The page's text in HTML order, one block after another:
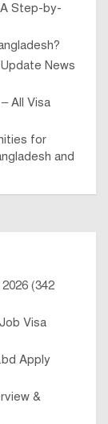
Step-by-
News
All Visa
for
and
(342
Visa
Apply
&